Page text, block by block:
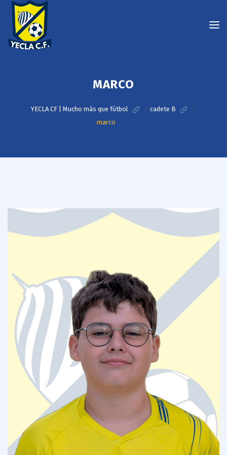
MARCO
YECLA CF | Mucho más que fútbol > cadete B
>
marco